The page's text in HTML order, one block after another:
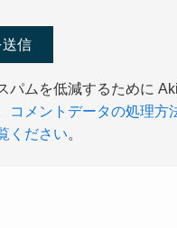
パムを低減するために
コメントデータの処理方
ください。